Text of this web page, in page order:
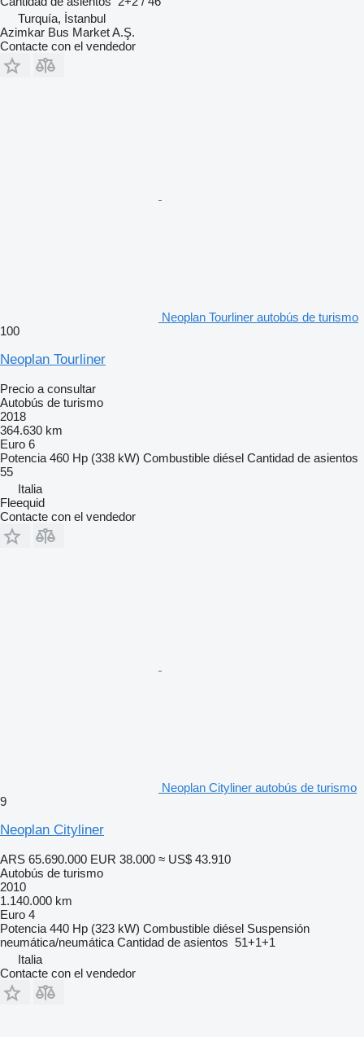
Turquía, İstanbul
Azimkar Bus Market A.Ş.
Contacte con el vendedor
Neoplan Tourliner autobús de turismo
100
Neoplan Tourliner
Precio a consultar
Autobús de turismo
2018
364.630 km
Euro 6
Potencia 460 Hp (338 kW) Combustible diésel Cantidad de asientos
55
Italia
Fleequid
Contacte con el vendedor
Neoplan Cityliner autobús de turismo
9
Neoplan Cityliner
ARS 65.690.000 EUR 38.000 ≈ US$ 43.910
Autobús de turismo
2010
1.140.000 km
Euro 4
Potencia 440 Hp (323 kW) Combustible diésel Suspensión
neumática/neumática Cantidad de asientos 51+1+1
Italia
Contacte con el vendedor